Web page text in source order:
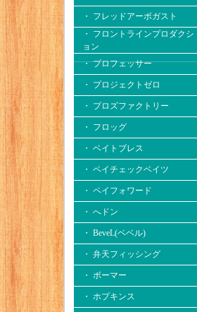
・ フレッドアーボガスト
・ フロントラインプロダクシ
ョン
・ プロフェッサー
・ プロジェクトゼロ
・ プロズファクトリー
・ フロッグ
・ ベイトブレス
・ ペイチェックベイツ
・ ペイフォワード
・ へドン
・ BeveL(ベベル)
・ 弁天フィッシング
・ ボーマー
・ ホプキンス